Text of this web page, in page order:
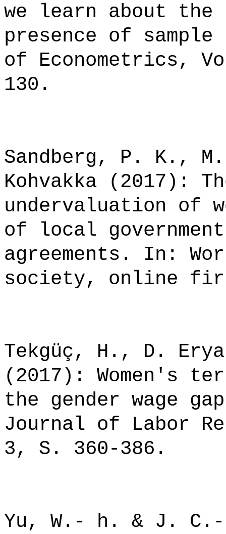
we learn about
presence of
of Econometrics,
130.
Sandberg, P. K.,
Kohvakka (2017):
undervaluation of
of local
agreements. In:
society, online
Tekgüç, H., D.
(2017): Women's
the gender wage
Journal of Labor
3, S. 360-386.
Yu, W.- h. & J.